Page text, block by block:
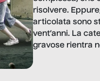
risolvere.
articolata sono
vent’anni. La
gravose rientra